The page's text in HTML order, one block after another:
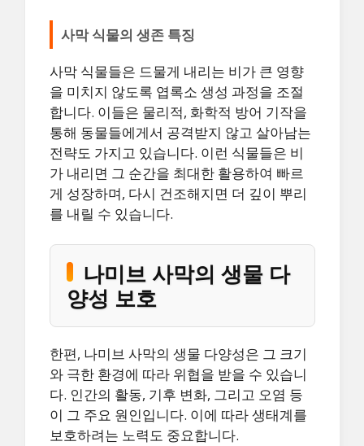
사막 식물의 생존 특징
사막 식물들은 드물게 내리는 비가 큰 영향
을 미치지 않도록 엽록소 생성 과정을 조절
합니다. 이들은 물리적, 화학적 방어 기작을
통해 동물들에게서 공격받지 않고 살아남는
전략도 가지고 있습니다. 이런 식물들은 비
가 내리면 그 순간을 최대한 활용하여 빠르
게 성장하며, 다시 건조해지면 더 깊이 뿌리
를 내릴 수 있습니다.
나미브 사막의 생물 다
양성 보호
한편, 나미브 사막의 생물 다양성은 그 크기
와 극한 환경에 따라 위협을 받을 수 있습니
다. 인간의 활동, 기후 변화, 그리고 오염 등
이 그 주요 원인입니다. 이에 따라 생태계를
보호하려는 노력도 중요합니다.